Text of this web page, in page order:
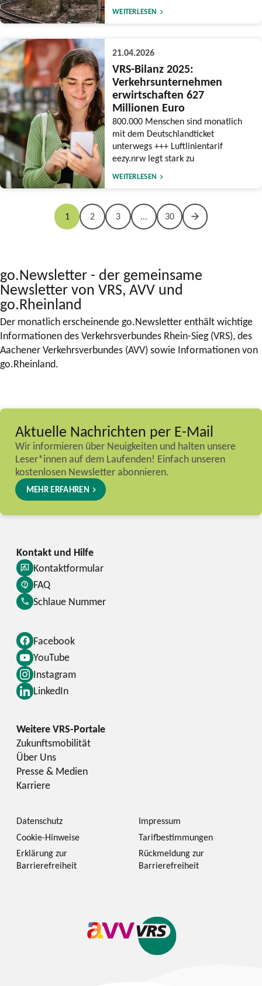
WEITERLESEN
21.04.2026
VRS-Bilanz 2025:
Verkehrsunternehmen
erwirtschaften 627
Millionen Euro
800.000 Menschen sind monatlich
mit dem Deutschlandticket
unterwegs +++ Luftlinientarif
eezy.nrw legt stark zu
WEITERLESEN
1 2 3 ... 30
go.Newsletter - der gemeinsame
Newsletter von VRS, AVV und
go.Rheinland
Der monatlich erscheinende go.Newsletter enthält wichtige
Informationen des Verkehrsverbundes Rhein-Sieg (VRS), des
Aachener Verkehrsverbundes (AVV) sowie Informationen von
go.Rheinland.
Aktuelle Nachrichten per E-Mail
Wir informieren über Neuigkeiten und halten unsere
Leser*innen auf dem Laufenden! Einfach unseren
kostenlosen Newsletter abonnieren.
MEHR ERFAHREN
Facebook
YouTube
Instagram
LinkedIn
Kontaktformular
FAQ
Schlaue Nummer
Zukunftsmobilität
Über Uns
Presse & Medien
Karriere
Datenschutz
Impressum
Cookie-Hinweise
Tarifbestimmungen
Erklärung zur
Barrierefreiheit
Rückmeldung zur
Barrierefreiheit